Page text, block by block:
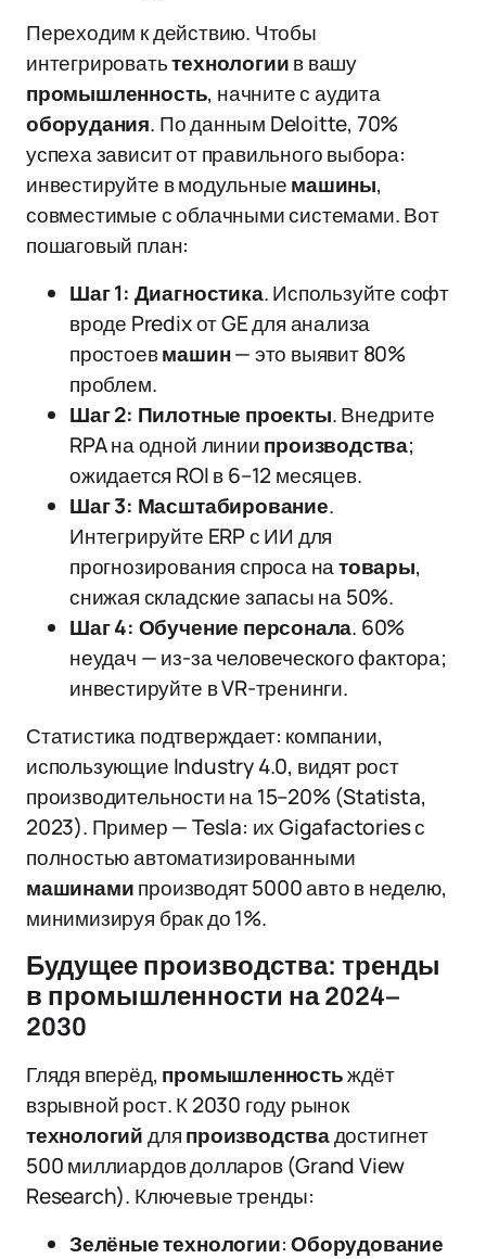
Переходим к действию. Чтобы
интегрироватьтехнологиив вашу
промышленность, начните с аудита
оборудания. По данным Deloitte, 70%
успеха зависит от правильного выбора:
инвестируйте в модульныемашины,
совместимые с облачными системами. Вот
пошаговый план:
Шаг 1: Диагностика. Используйте софт
вроде Predix от GE для анализа
простоевмашин— это выявит 80%
проблем.
Шаг 2: Пилотные проекты. Внедрите
RPA на одной линиипроизводства;
ожидается ROI в 6–12 месяцев.
Шаг 3: Масштабирование.
Интегрируйте ERP с ИИ для
прогнозирования спроса натовары,
снижая складские запасы на 50%.
Шаг 4: Обучение персонала. 60%
неудач — из-за человеческого фактора;
инвестируйте в VR-тренинги.
Статистика подтверждает: компании,
использующие Industry 4.0, видят рост
производительности на 15–20% (Statista,
2023). Пример — Tesla: их Gigafactories с
полностью автоматизированными
машинамипроизводят 5000 авто в неделю,
минимизируя брак до 1%.
Будущее производства: тренды
в промышленности на 2024–
2030
Глядя вперёд, промышленностьждёт
взрывной рост. К 2030 году рынок
технологийдляпроизводствадостигнет
500 миллиардов долларов (Grand View
Research). Ключевые тренды:
Зелёные технологии:Оборудование